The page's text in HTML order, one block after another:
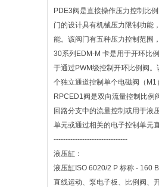
PDE3阀是直接操作压力控制比
门的设计具有机械压力限制功能
能。该阀门有五种压力控制范围
30系列EDM-M 卡是用于开环比
于通过PWM级控制开环比例阀
个独立通道控制单个电磁阀（
RPCED1阀是双向流量控制比例
回路分支中的流量控制或用于液
单元或通过相关的电子控制单元
-------------------------------
液压缸：
液压缸ISO 6020/2 P 标称 - 160
直线运动、泵电子板、比例阀、